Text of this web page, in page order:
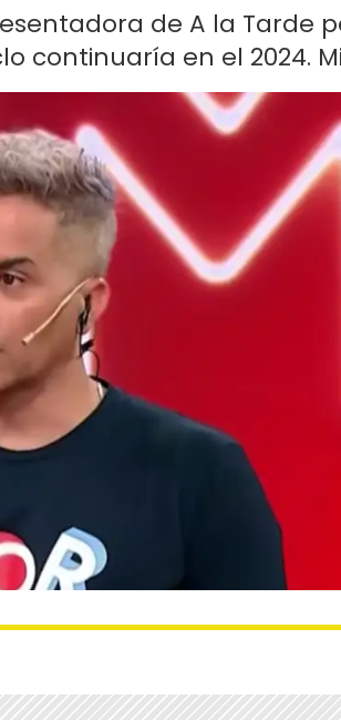
de A la Tarde
continuaría en el 2024.